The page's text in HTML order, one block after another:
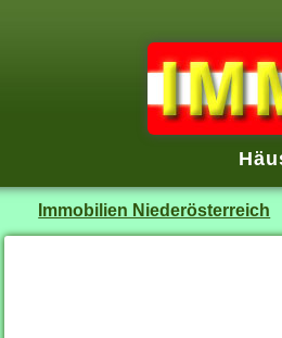
Immobilien Niederösterreich